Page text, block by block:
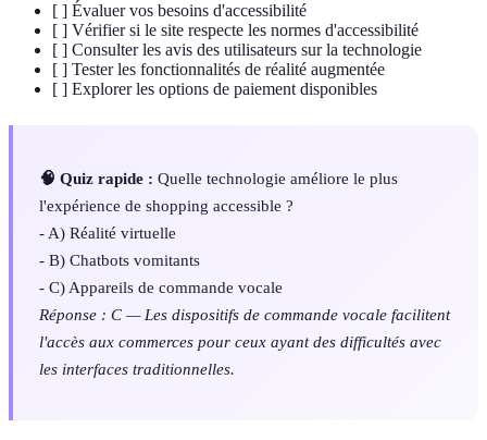
[ ] Évaluer vos besoins d'accessibilité
[ ] Vérifier si le site respecte les normes d'accessibilité
[ ] Consulter les avis des utilisateurs sur la technologie
[ ] Tester les fonctionnalités de réalité augmentée
[ ] Explorer les options de paiement disponibles
🧠 Quiz rapide : Quelle technologie améliore le plus
l'expérience de shopping accessible ?
- A) Réalité virtuelle
- B) Chatbots vomitants
- C) Appareils de commande vocale
Réponse : C — Les dispositifs de commande vocale facilitent
l'accès aux commerces pour ceux ayant des difficultés avec
les interfaces traditionnelles.